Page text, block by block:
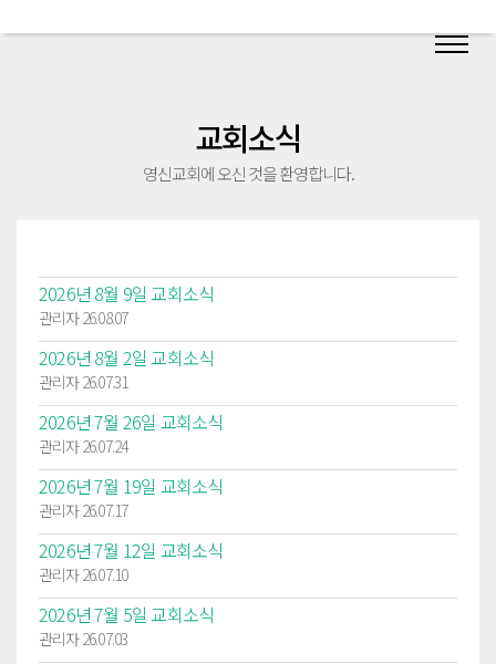
교회소식
영신교회에 오신 것을 환영합니다.
2026년 8월 9일 교회소식
관리자 26.08.07
2026년 8월 2일 교회소식
관리자 26.07.31
2026년 7월 26일 교회소식
관리자 26.07.24
2026년 7월 19일 교회소식
관리자 26.07.17
2026년 7월 12일 교회소식
관리자 26.07.10
2026년 7월 5일 교회소식
관리자 26.07.03